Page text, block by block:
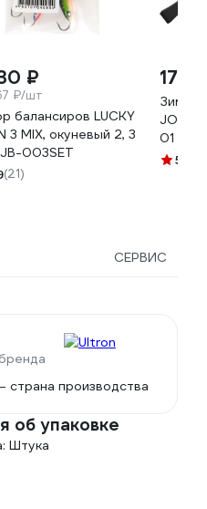
₽
₽/шт
балансиров LUCKY
3 MIX, окуневый 2, 3
003SET
(21)
177 ₽
JOHN
01
5
СЕРВИС
страна производства
об упаковке
Штука